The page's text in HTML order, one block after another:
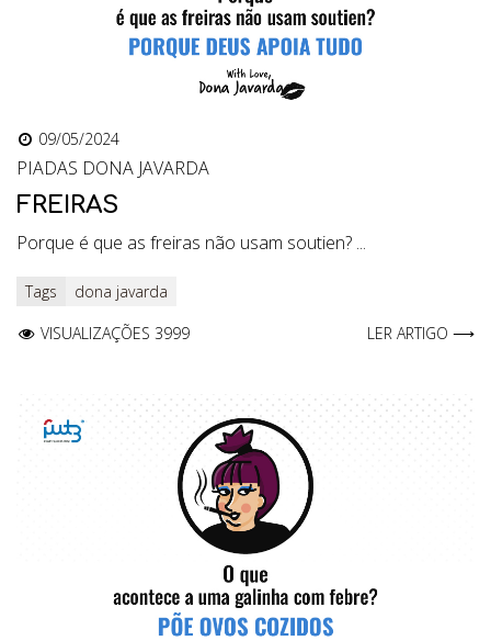
09/05/2024
PIADAS DONA JAVARDA
FREIRAS
Porque é que as freiras não usam soutien? ...
Tags
dona javarda
VISUALIZAÇÕES 3999
LER ARTIGO ⟶